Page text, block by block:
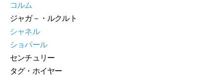
コルム
ジャガ－・ルクルト
シャネル
ショパール
センチュリー
タグ・ホイヤー